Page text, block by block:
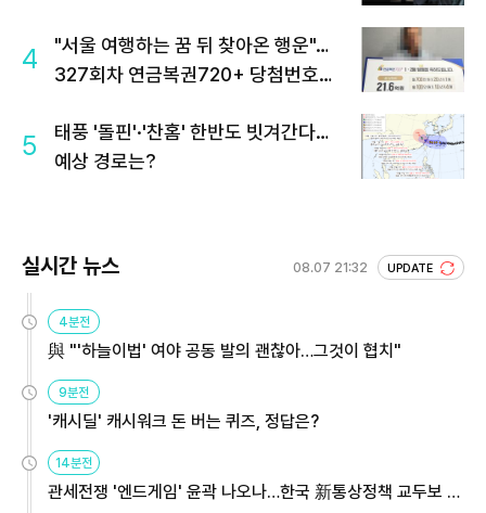
4
"서울 여행하는 꿈 뒤 찾아온 행운"…
327회차 연금복권720+ 당첨번호조
5
태풍 '돌핀'·'찬홈' 한반도 빗겨간다…
예상 경로는?
실시간 뉴스 08.07 21:32 UPDATE
4분전
與 "'하늘이법' 여야 공동 발의 괜찮아…그것이 협치"
9분전
'캐시딜' 캐시워크 돈 버는 퀴즈, 정답은?
14분전
관세전쟁 '엔드게임' 윤곽 나오나…한국 新통상정책 교두보 활